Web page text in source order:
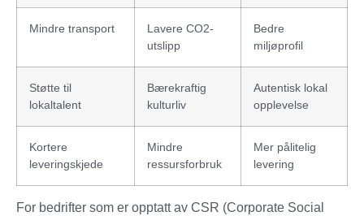
Mindre transport
Lavere CO2-
utslipp
Bedre
miljøprofil
Støtte til
lokaltalent
Bærekraftig
kulturliv
Autentisk lokal
opplevelse
Kortere
leveringskjede
Mindre
ressursforbruk
Mer pålitelig
levering
For bedrifter som er opptatt av CSR (Corporate Social